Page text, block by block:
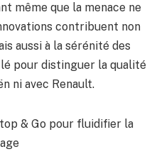
même que la menace ne
contribuent non
aussi à la sérénité des
pour distinguer la qualité
ni avec Renault.
& Go pour fluidifier la